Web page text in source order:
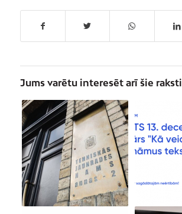
Jums varētu interesēt arī šie raksti